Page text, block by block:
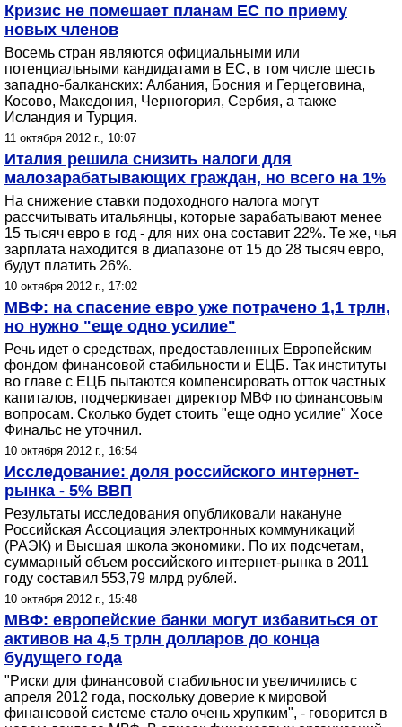
Кризис не помешает планам ЕС по приему
новых членов
Восемь стран являются официальными или
потенциальными кандидатами в ЕС, в том числе шесть
западно-балканских: Албания, Босния и Герцеговина,
Косово, Македония, Черногория, Сербия, а также
Исландия и Турция.
11 октября 2012 г., 10:07
Италия решила снизить налоги для
малозарабатывающих граждан, но всего на 1%
На снижение ставки подоходного налога могут
рассчитывать итальянцы, которые зарабатывают менее
15 тысяч евро в год - для них она составит 22%. Те же, чья
зарплата находится в диапазоне от 15 до 28 тысяч евро,
будут платить 26%.
10 октября 2012 г., 17:02
МВФ: на спасение евро уже потрачено 1,1 трлн,
но нужно "еще одно усилие"
Речь идет о средствах, предоставленных Европейским
фондом финансовой стабильности и ЕЦБ. Так институты
во главе с ЕЦБ пытаются компенсировать отток частных
капиталов, подчеркивает директор МВФ по финансовым
вопросам. Сколько будет стоить "еще одно усилие" Хосе
Финальс не уточнил.
10 октября 2012 г., 16:54
Исследование: доля российского интернет-
рынка - 5% ВВП
Результаты исследования опубликовали накануне
Российская Ассоциация электронных коммуникаций
(РАЭК) и Высшая школа экономики. По их подсчетам,
суммарный объем российского интернет-рынка в 2011
году составил 553,79 млрд рублей.
10 октября 2012 г., 15:48
МВФ: европейские банки могут избавиться от
активов на 4,5 трлн долларов до конца
будущего года
"Риски для финансовой стабильности увеличились с
апреля 2012 года, поскольку доверие к мировой
финансовой системе стало очень хрупким", - говорится в